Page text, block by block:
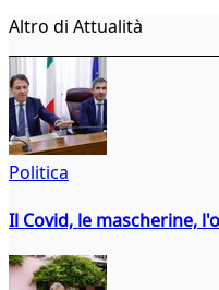
Altro di Attualità
Politica
Il Covid, le mascherine,